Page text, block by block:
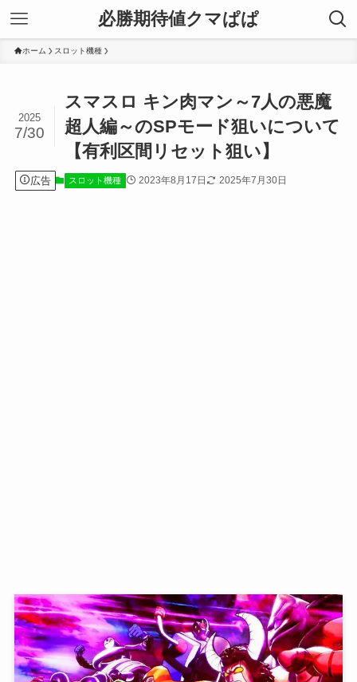
必勝期待値クマぱぱ
ホーム スロット機種
スマスロ キン肉マン～7人の悪魔
超人編～のSPモード狙いについて
【有利区間リセット狙い】
2025
7/30
広告 スロット機種 2023年8月17日 2025年7月30日